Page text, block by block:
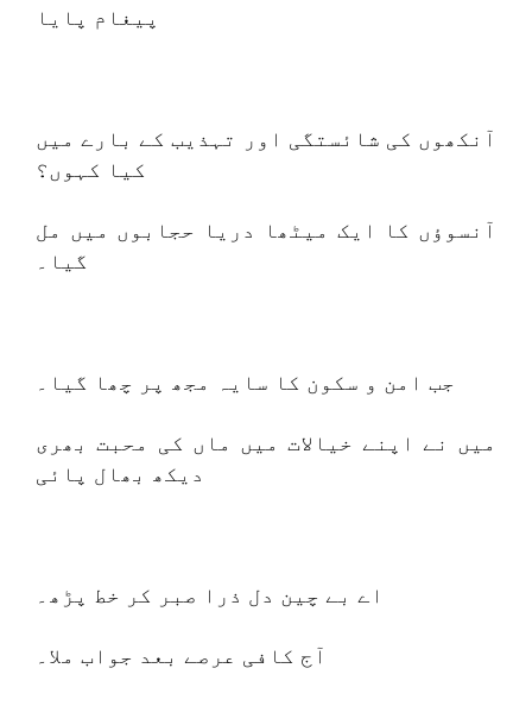
پیغام پایا
آنکھوں کی شائستگی اور تہذیب کے بارے میں
کیا کہوں؟
آنسوؤں کا ایک میٹھا دریا حجابوں میں مل
گیا۔
جب امن و سکون کا سایہ مجھ پر چھا گیا۔
میں نے اپنے خیالات میں ماں کی محبت بھری
دیکھ بھال پائی
اے بے چین دل ذرا صبر کر خط پڑھ۔
آج کافی عرصے بعد جواب ملا۔